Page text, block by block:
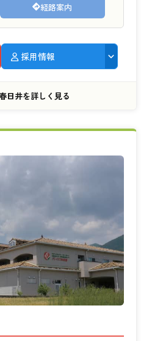
経路案内
採用情報
日井を詳しく見る